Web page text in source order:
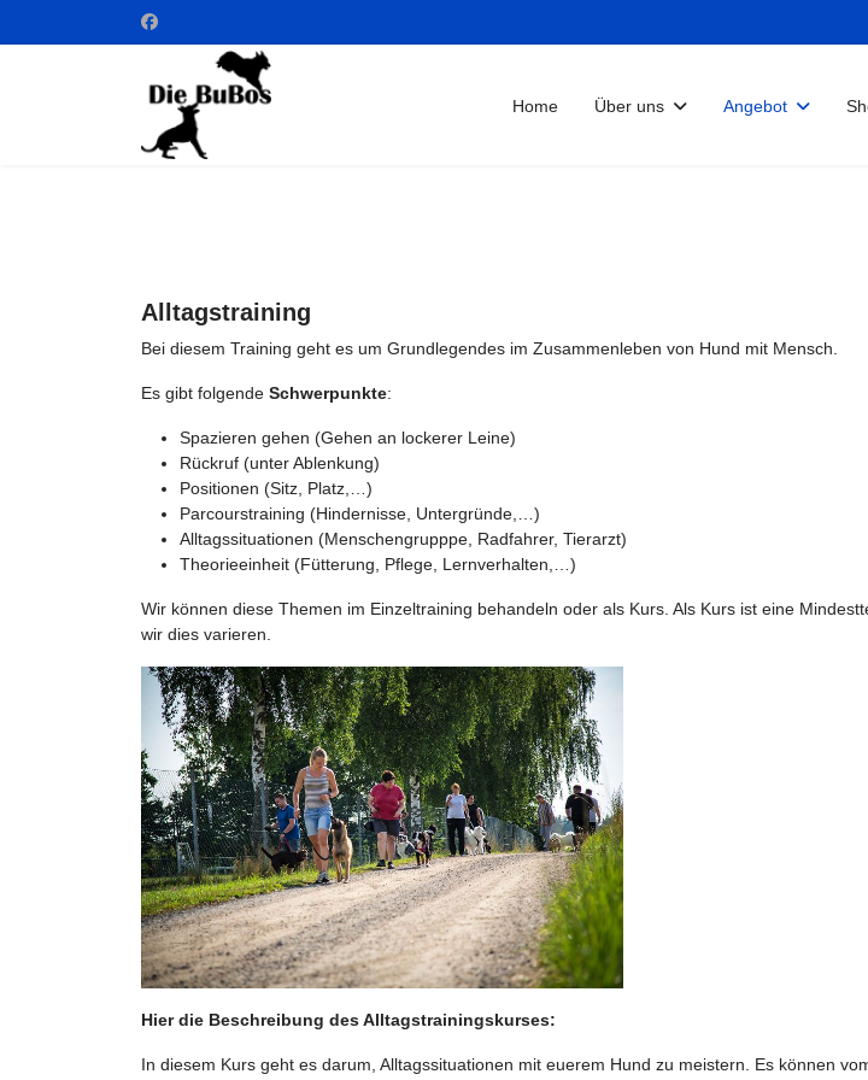
Home Über uns Angebot
Alltagstraining
Bei diesem Training geht es um Grundlegendes im Zusammenleben von Hund mit Mensch.
Es gibt folgende Schwerpunkte:
Spazieren gehen (Gehen an lockerer Leine)
Rückruf (unter Ablenkung)
Positionen (Sitz, Platz,…)
Parcourstraining (Hindernisse, Untergründe,…)
Alltagssituationen (Menschengrupppe, Radfahrer, Tierarzt)
Theorieeinheit (Fütterung, Pflege, Lernverhalten,…)
Wir können diese Themen im Einzeltraining behandeln oder als Kurs. Als Kurs ist eine
wir dies varieren.
Hier die Beschreibung des Alltagstrainingskurses:
In diesem Kurs geht es darum, Alltagssituationen mit euerem Hund zu meistern. Es können